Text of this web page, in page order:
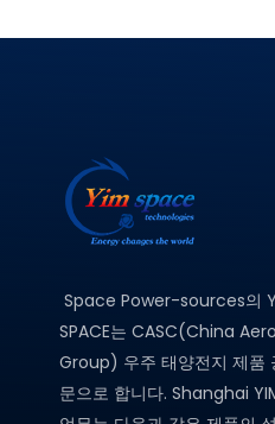
Space Power-sources의
SPACE는 CASC(China
Group) 우주 태양전지 제품
문으로 합니다. Shanghai